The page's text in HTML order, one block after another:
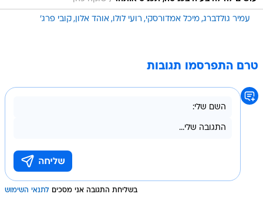
עמיר גולדברג מיכל אמדורסקי רועי לולו אוהד אלון קובי פרג'
טרם התפרסמו תגובות
בשליחת התגובה אני מסכים לתנאי השימוש